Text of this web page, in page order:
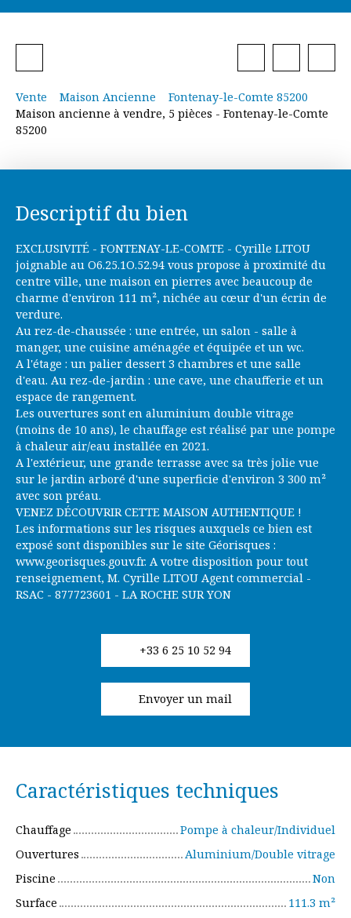
Vente Maison Ancienne
Fontenay-le-Comte 85200
Maison ancienne à vendre, 5 pièces - Fontenay-le-Comte
85200
Descriptif du bien
EXCLUSIVITÉ - FONTENAY-LE-COMTE - Cyrille LITOU
joignable au O6.25.1O.52.94 vous propose à proximité du
centre ville, une maison en pierres avec beaucoup de
charme d'environ 111 m², nichée au cœur d'un écrin de
verdure.
Au rez-de-chaussée : une entrée, un salon - salle à
manger, une cuisine aménagée et équipée et un wc.
A l'étage : un palier dessert 3 chambres et une salle
d'eau. Au rez-de-jardin : une cave, une chaufferie et un
espace de rangement.
Les ouvertures sont en aluminium double vitrage
(moins de 10 ans), le chauffage est réalisé par une pompe
à chaleur air/eau installée en 2021.
A l'extérieur, une grande terrasse avec sa très jolie vue
sur le jardin arboré d'une superficie d'environ 3 300 m²
avec son préau.
VENEZ DÉCOUVRIR CETTE MAISON AUTHENTIQUE !
Les informations sur les risques auxquels ce bien est
exposé sont disponibles sur le site Géorisques :
www.georisques.gouv.fr. A votre disposition pour tout
renseignement, M. Cyrille LITOU Agent commercial -
RSAC - 877723601 - LA ROCHE SUR YON
+33 6 25 10 52 94
Envoyer un mail
Caractéristiques techniques
Chauffage
Pompe à chaleur/Individuel
Ouvertures
Aluminium/Double vitrage
Piscine
Non
Surface
111.3 m²